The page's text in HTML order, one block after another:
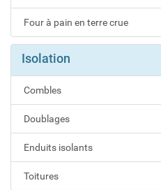
Four à pain en terre crue
Isolation
Combles
Doublages
Enduits isolants
Toitures